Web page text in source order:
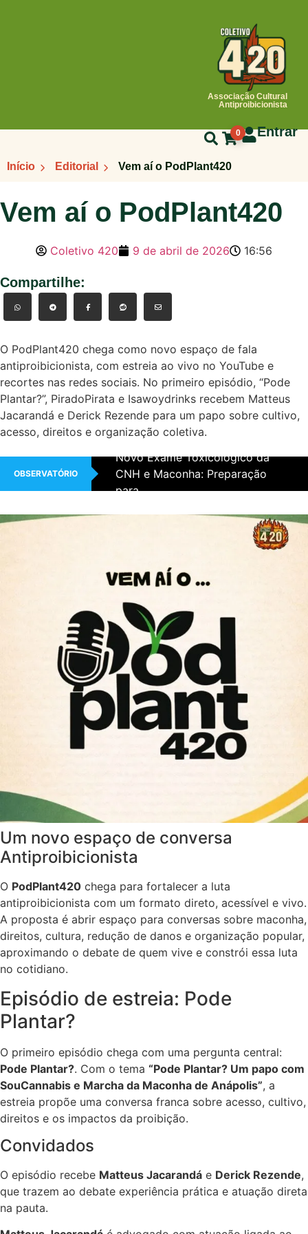
Associação Cultural
Antiproibicionista
0 Entrar
Início Editorial Vem aí o PodPlant420
Vem aí o PodPlant420
Coletivo 420 9 de abril de 2026 16:56
Compartilhe:
O PodPlant420 chega como novo espaço de fala
antiproibicionista, com estreia ao vivo no YouTube e
recortes nas redes sociais. No primeiro episódio, “Pode
Plantar?”, PiradoPirata e Isawoydrinks recebem Matteus
Jacarandá e Derick Rezende para um papo sobre cultivo,
acesso, direitos e organização coletiva.
OBSERVATÓRIO
Novo Exame Toxicológico da
CNH e Maconha: Preparação
para...
proíbe Marcha da Maconha
antiproibicionistas no Brasil
Multa por “uso de drogas” em
Goiânia
de usuários após a
descriminalização
Um novo espaço de conversa
Antiproibicionista
O PodPlant420 chega para fortalecer a luta
antiproibicionista com um formato direto, acessível e vivo.
A proposta é abrir espaço para conversas sobre maconha,
direitos, cultura, redução de danos e organização popular,
aproximando o debate de quem vive e constrói essa luta
no cotidiano.
Episódio de estreia: Pode
Plantar?
O primeiro episódio chega com uma pergunta central:
Pode Plantar?. Com o tema “Pode Plantar? Um papo com
SouCannabis e Marcha da Maconha de Anápolis”, a
estreia propõe uma conversa franca sobre acesso, cultivo,
direitos e os impactos da proibição.
Convidados
O episódio recebe Matteus Jacarandá e Derick Rezende,
que trazem ao debate experiência prática e atuação direta
na pauta.